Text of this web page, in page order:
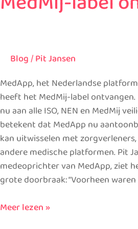
Blog/Pit Jansen
MedApp, het Nederlandse
heeft het MedMij-label
nu aan alle ISO, NEN en MedMij
betekent dat MedApp nu
kan uitwisselen met
andere medische platformen. Pit
medeoprichter van MedApp, ziet
grote doorbraak: “Voorheen
Meer lezen »